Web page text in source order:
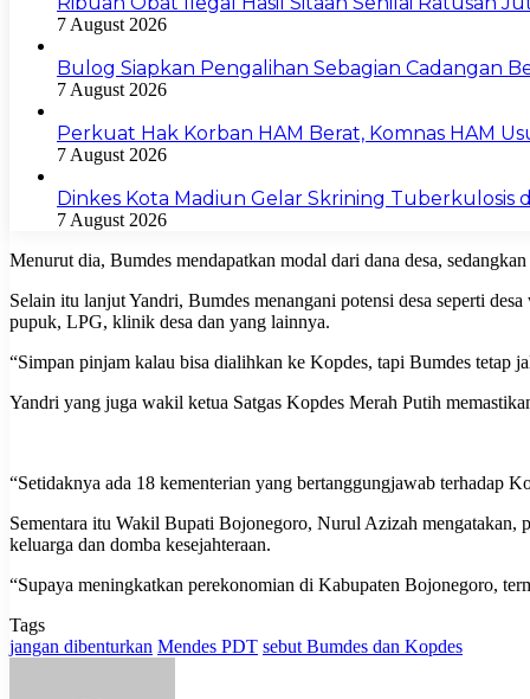
7 August 2026
Bulog Siapkan Pengalihan Sebagian Cadangan
7 August 2026
Perkuat Hak Korban HAM Berat, Komnas HAM
7 August 2026
Dinkes Kota Madiun Gelar Skrining Tuberkulosis
7 August 2026
Menurut dia, Bumdes mendapatkan modal dari dana desa,
Selain itu lanjut Yandri, Bumdes menangani potensi desa seperti
pupuk, LPG, klinik desa dan yang lainnya.
“Simpan pinjam kalau bisa dialihkan ke Kopdes, tapi Bumdes tetap
Yandri yang juga wakil ketua Satgas Kopdes Merah Putih
“Setidaknya ada 18 kementerian yang bertanggungjawab terhadap
Sementara itu Wakil Bupati Bojonegoro, Nurul Azizah mengatakan,
keluarga dan domba kesejahteraan.
“Supaya meningkatkan perekonomian di Kabupaten Bojonegoro,
Tags
jangan dibenturkan Mendes PDT sebut Bumdes dan Kopdes